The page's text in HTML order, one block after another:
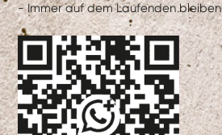
- Immer auf dem Laufenden bleiben